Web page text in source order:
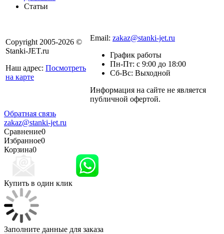
Статьи
Copyright 2005-2026 ©
Stanki-JET.ru
Наш адрес: Посмотреть
на карте
Email: zakaz@stanki-jet.ru
График работы
Пн-Пт: с 9:00 до 18:00
Сб-Вс: Выходной
Информация на сайте не является
публичной офертой.
Обратная связь
zakaz@stanki-jet.ru
Сравнение0
Избранное0
Корзина0
Купить в один клик
Заполните данные для заказа